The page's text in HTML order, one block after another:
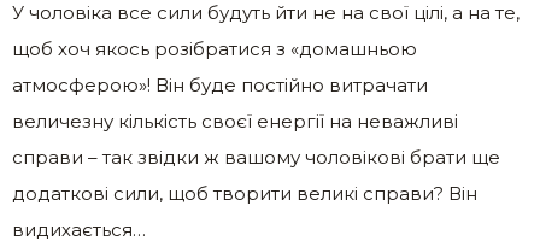
У чоловіка все сили будуть йти не на свої цілі, а на те,
щоб хоч якось розібратися з «домашньою
атмосферою»! Він буде постійно витрачати
величезну кількість своєї енергії на неважливі
справи – так звідки ж вашому чоловікові брати ще
додаткові сили, щоб творити великі справи? Він
видихається…